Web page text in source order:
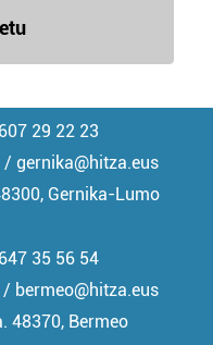
29 22 23
gernika@hitza.eus
Gernika-Lumo
35 56 54
bermeo@hitza.eus
48370, Bermeo